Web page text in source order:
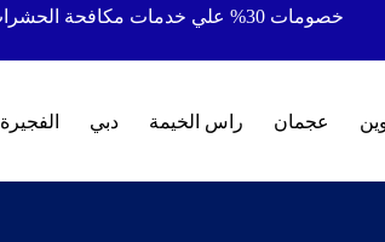
خصومات 30% علي خدمات مكافحة الحشرات
عجمان راس الخيمة دبي الفجيرة